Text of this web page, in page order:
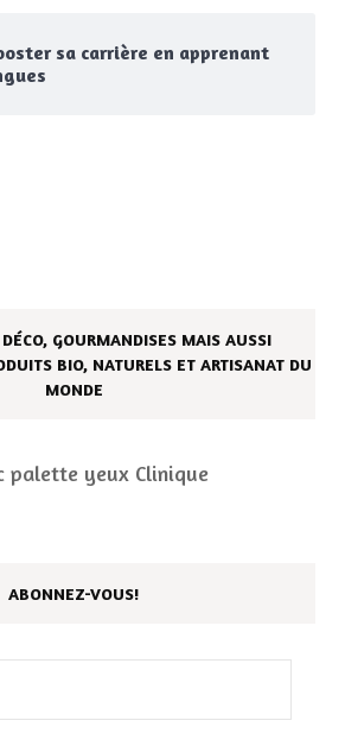
sa carrière en apprenant
GOURMANDISES MAIS AUSSI
BIO, NATURELS ET ARTISANAT DU
MONDE
ABONNEZ-VOUS!